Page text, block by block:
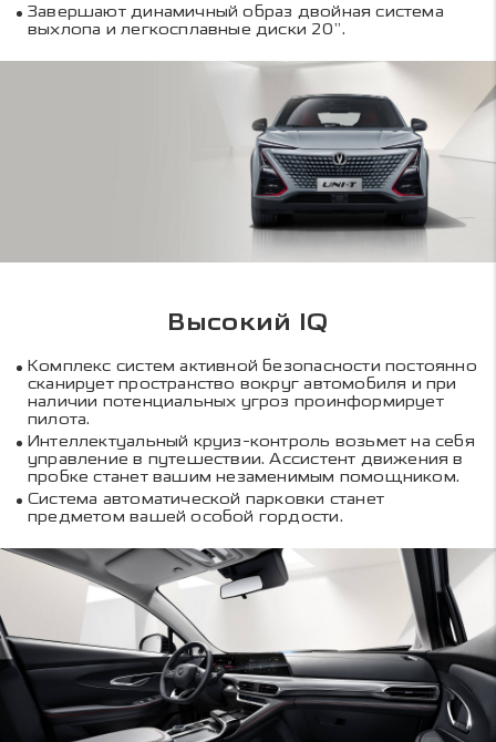
Завершают динамичный образ двойная система
выхлопа и легкосплавные диски 20”.
Высокий IQ
Комплекс систем активной безопасности постоянно
сканирует пространство вокруг автомобиля и при
наличии потенциальных угроз проинформирует
пилота.
Интеллектуальный круиз-контроль возьмет на себя
управление в путешествии. Ассистент движения в
пробке станет вашим незаменимым помощником.
Система автоматической парковки станет
предметом вашей особой гордости.